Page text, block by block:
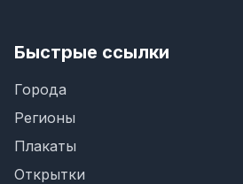
Быстрые ссылки
Города
Регионы
Плакаты
Открытки